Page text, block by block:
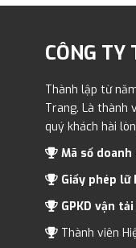
CÔNG
Thành lập từ
Trang. Là thành
quý khách hài
Mã số
Giấy phép lữ
GPKD vận
Thành viên